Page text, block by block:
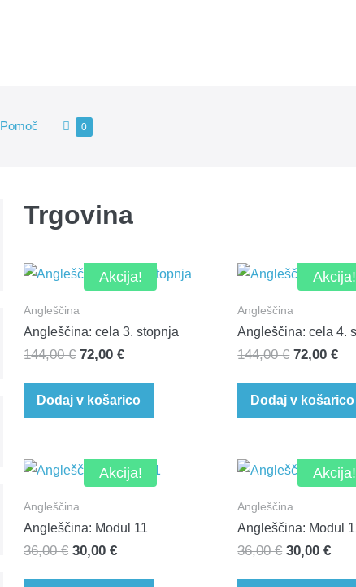
Pomoč
Shopping
0Items
Trgovina
Akcija!
Angleščina
Angleščina: cela 3. stopnja
144,00€ Izvirna
je
bila:
72,00 €Trenutna
je:
72,00 €.
Dodaj v košarico
Akcija!
Angleščina
Angleščina: cela 4.
144,00€ Izvirna
je
bila:
72,00€
je:
Dodaj v košarico
Akcija!
Angleščina
Angleščina: Modul 11
36,00€ Izvirna
30,00 €Trenutna
Akcija!
Angleščina
Angleščina: Modul
36,00€ Izvirna
30,00€